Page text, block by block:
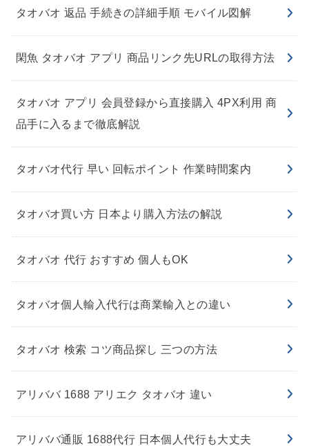
タオバオ 返品 手続きの詳細手順 モバイル図解
閑魚 タオバオ アプリ 商品リンク先URLの取得方法
タオバオ アプリ 会員登録から直接購入 4PX利用 商
品手に入るまで徹底解説
タオバオ代行 早い 回転ポイント 作業時間案内
タオバオ買い方 日本より購入方法の解説
タオバオ 代行 おすすめ 個人もOK
タオバオ個人輸入代行は商業輸入との違い
タオバオ 検索 コツ商品探し 三つの方法
アリババ 1688 アリエク タオバオ 違い
アリババ通販 1688代行 日本個人代行も大丈夫